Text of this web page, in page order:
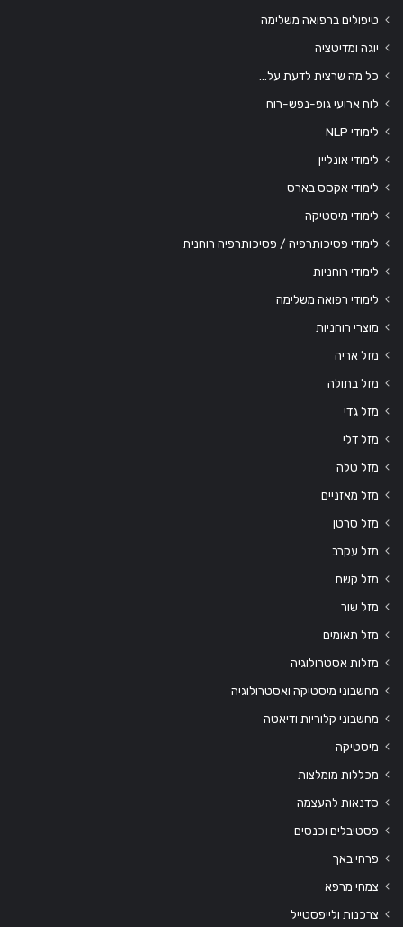
טיפולים ברפואה משלימה
יוגה ומדיטציה
כל מה שרצית לדעת על…
לוח ארועי גופ-נפש-רוח
לימודי NLP
לימודי אונליין
לימודי אקסס בארס
לימודי מיסטיקה
לימודי פסיכותרפיה / פסיכותרפיה רוחנית
לימודי רוחניות
לימודי רפואה משלימה
מוצרי רוחניות
מזל אריה
מזל בתולה
מזל גדי
מזל דלי
מזל טלה
מזל מאזניים
מזל סרטן
מזל עקרב
מזל קשת
מזל שור
מזל תאומים
מזלות אסטרולוגיה
מחשבוני מיסטיקה ואסטרולוגיה
מחשבוני קלוריות ודיאטה
מיסטיקה
מכללות מומלצות
סדנאות להעצמה
פסטיבלים וכנסים
פרחי באך
צמחי מרפא
צרכנות ולייפסטייל